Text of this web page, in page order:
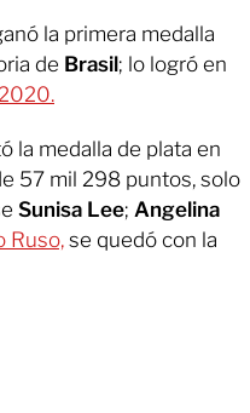
la primera medalla
de Brasil; lo logró en
la medalla de plata en
57 mil 298 puntos, solo
Sunisa Lee; Angelina
Ruso, se quedó con la